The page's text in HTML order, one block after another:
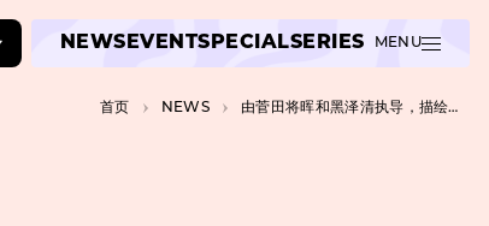
NEWS EVENTSPECIALSERIES MENU
首页 NEWS 由菅田将晖和黑泽清执导，描绘潜伏在现代社会中的集体疯狂的特别故事片《云》已经上映。